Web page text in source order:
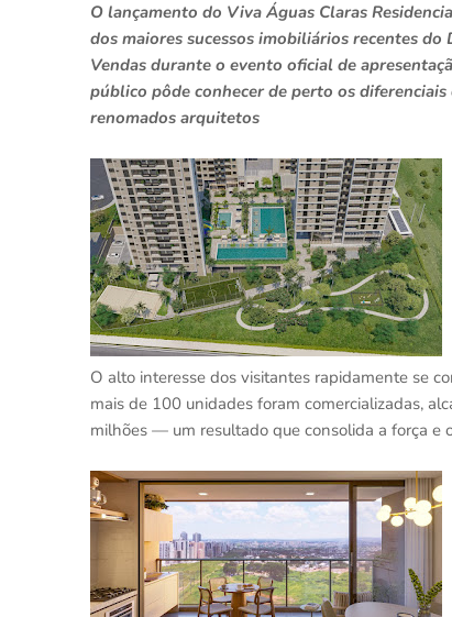
O lançamento do Viva Águas Claras
dos maiores sucessos imobiliários recentes
Vendas durante o evento oficial de
público pôde conhecer de perto os
renomados arquitetos
O alto interesse dos visitantes rapidamente se
mais de 100 unidades foram comercializadas,
milhões — um resultado que consolida a força e